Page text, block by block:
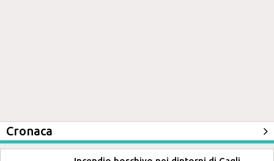
Cronaca